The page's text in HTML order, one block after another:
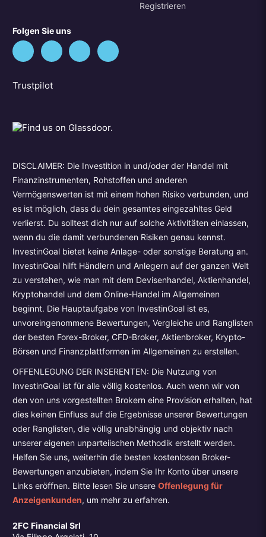
Registrieren
Folgen Sie uns
Trustpilot
DISCLAIMER: Die Investition in und/oder der Handel mit
Finanzinstrumenten, Rohstoffen und anderen
Vermögenswerten ist mit einem hohen Risiko verbunden, und
es ist möglich, dass du dein gesamtes eingezahltes Geld
verlierst. Du solltest dich nur auf solche Aktivitäten einlassen,
wenn du die damit verbundenen Risiken genau kennst.
InvestinGoal bietet keine Anlage- oder sonstige Beratung an.
InvestinGoal hilft Händlern und Anlegern auf der ganzen Welt
zu verstehen, wie man mit dem Devisenhandel, Aktienhandel,
Kryptohandel und dem Online-Handel im Allgemeinen
beginnt. Die Hauptaufgabe von InvestinGoal ist es,
unvoreingenommene Bewertungen, Vergleiche und Ranglisten
der besten Forex-Broker, CFD-Broker, Aktienbroker, Krypto-
Börsen und Finanzplattformen im Allgemeinen zu erstellen.
OFFENLEGUNG DER INSERENTEN: Die Nutzung von
InvestinGoal ist für alle völlig kostenlos. Auch wenn wir von
den von uns vorgestellten Brokern eine Provision erhalten, hat
dies keinen Einfluss auf die Ergebnisse unserer Bewertungen
oder Ranglisten, die völlig unabhängig und objektiv nach
unserer eigenen unparteiischen Methodik erstellt werden.
Helfen Sie uns, weiterhin die besten kostenlosen Broker-
Bewertungen anzubieten, indem Sie Ihr Konto über unsere
Links eröffnen. Bitte lesen Sie unsereOffenlegung für
Anzeigenkunden, um mehr zu erfahren.
2FC Financial Srl